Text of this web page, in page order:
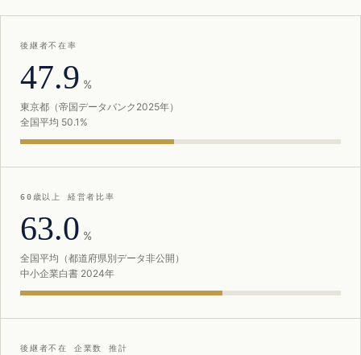
後継者不在率
47.9 %
東京都（帝国データバンク2025年）
全国平均 50.1%
60歳以上 経営者比率
63.0 %
全国平均（都道府県別データ非公開）
中小企業白書 2024年
後継者不在 企業数 推計